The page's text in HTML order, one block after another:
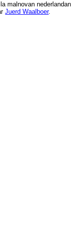
la malnovan nederlandan
Juerd Waalboer.